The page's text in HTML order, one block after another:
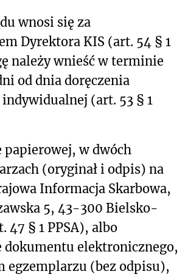
wnosi się za
Dyrektora KIS (art. 54 § 1
należy wnieść w terminie
od dnia doręczenia
(art. 53 § 1
w dwóch
(oryginał i odpis) na
Informacja Skarbowa,
5, 43-300 Bielsko-
47 § 1 PPSA), albo
dokumentu elektronicznego,
egzemplarzu (bez odpisu),